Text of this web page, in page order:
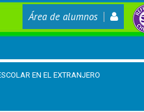
Área de alumnos
EN EL EXTRANJERO